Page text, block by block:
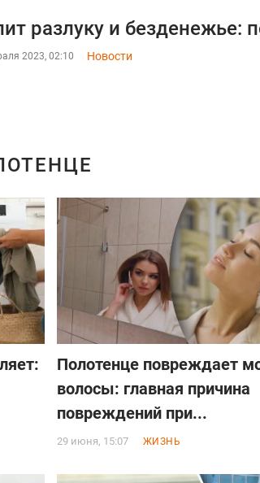
разлуку и безденежье:
2023, 02:10 Новости
Полотенце повреждает
волосы: главная причина
повреждений при...
29 июня, 15:07 ЖИЗНЬ